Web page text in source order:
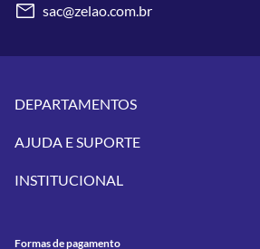
sac@zelao.com.br
DEPARTAMENTOS
Vestuários
Pneus
Utilidades
AJUDA E SUPORTE
Meus Pedidos
INSTITUCIONAL
Formas de pagamento